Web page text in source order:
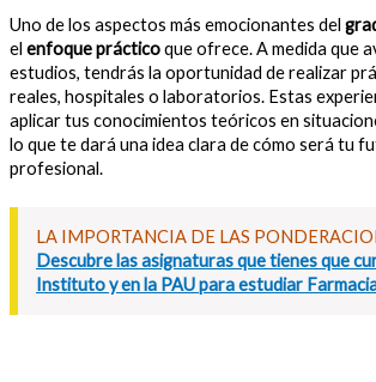
Uno de los aspectos más emocionantes del
el enfoque prácticoque ofrece. A medida que
estudios, tendrás la oportunidad de realizar
reales, hospitales o laboratorios. Estas
aplicar tus conocimientos teóricos en
lo que te dará una idea clara de cómo será tu
profesional.
LA IMPORTANCIA DE LAS
Descubre las asignaturas que tienes que
Instituto y en la PAU para estudiar